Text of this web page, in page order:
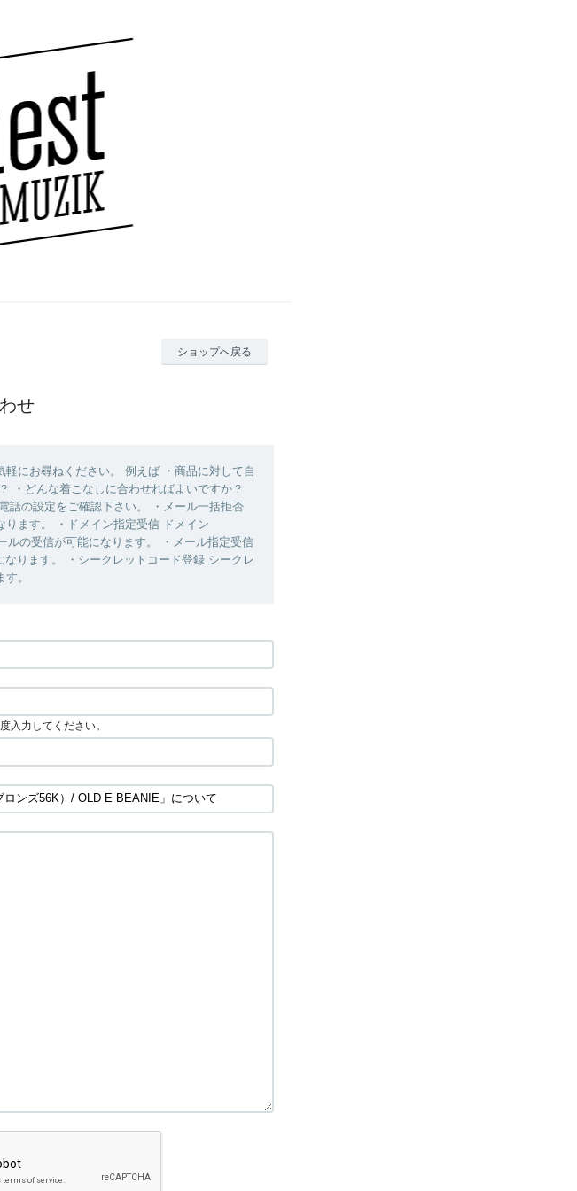
ショップへ戻る
せ
にお尋ねください。 例えば ・商品に対して自
・どんな着こなしに合わせればよいですか？
話の設定をご確認下さい。 ・メール一括拒否
ります。 ・ドメイン指定受信 ドメイン
ルの受信が可能になります。 ・メール指定受信
ります。 ・シークレットコード登録 シークレ
。
入力してください。